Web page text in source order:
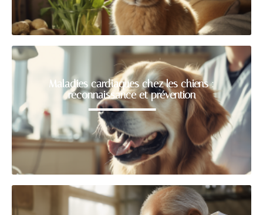
Maladies cardiaques chez les chiens :
reconnaissance et prévention